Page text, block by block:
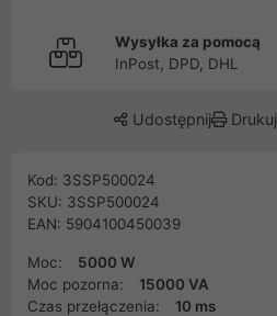
Wysyłka za pomocą
InPost, DPD, DHL
Udostępnij Drukuj
Kod: 3SSP500024
SKU: 3SSP500024
EAN: 5904100450039
Moc:
5000 W
Moc pozorna:
15000 VA
Czas przełączenia:
10 ms